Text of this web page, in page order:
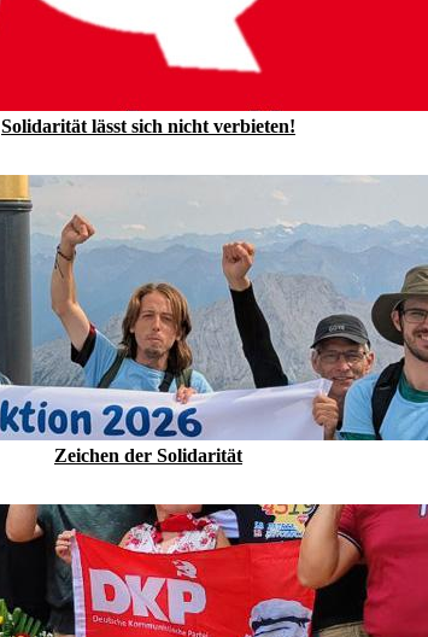
Solidarität lässt sich nicht verbieten!
Zeichen der Solidarität